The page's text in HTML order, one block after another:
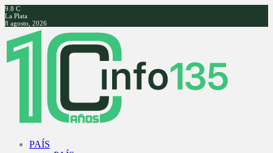
9.8 C
La Plata
8 agosto, 2026
Facebook
Twitter
Instagram
Youtube
PAÍS